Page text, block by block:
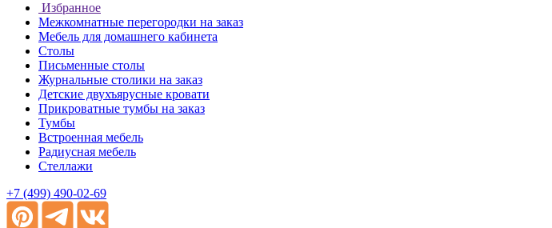
Избранное
Межкомнатные перегородки на заказ
Мебель для домашнего кабинета
Столы
Письменные столы
Журнальные столики на заказ
Детские двухъярусные кровати
Прикроватные тумбы на заказ
Тумбы
Встроенная мебель
Радиусная мебель
Стеллажи
+7 (499) 490-02-69